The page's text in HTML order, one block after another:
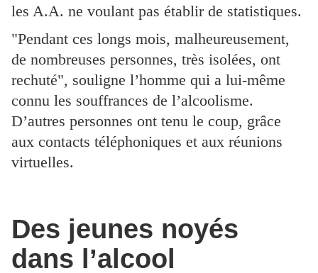
les A.A. ne voulant pas établir de statistiques.
"Pendant ces longs mois, malheureusement,
de nombreuses personnes, très isolées, ont
rechuté", souligne l’homme qui a lui-même
connu les souffrances de l’alcoolisme.
D’autres personnes ont tenu le coup, grâce
aux contacts téléphoniques et aux réunions
virtuelles.
Des jeunes noyés
dans l’alcool